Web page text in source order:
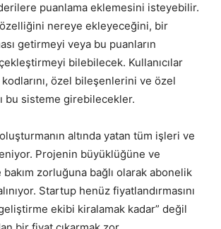
puanlama eklemesini isteyebilir.
nereye ekleyeceğini, bir
getirmeyi veya bu puanların
bilebilecek. Kullanıcılar
özel bileşenlerini ve özel
bu sisteme girebilecekler.
altında yatan tüm işleri ve
Projenin büyüklüğüne ve
bakım zorluğuna bağlı olarak abonelik
Startup henüz fiyatlandırmasını
geliştirme ekibi kiralamak kadar” değil